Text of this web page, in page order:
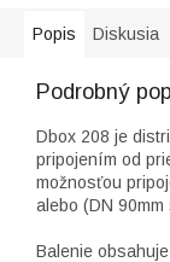
Popis Diskusia
Podrobný
Dbox 208 je
pripojením od
možnosťou
alebo (DN
Balenie